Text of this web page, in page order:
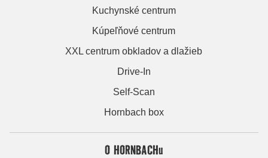
Kuchynské centrum
Kúpeľňové centrum
XXL centrum obkladov a dlažieb
Drive-In
Self-Scan
Hornbach box
O HORNBACHu